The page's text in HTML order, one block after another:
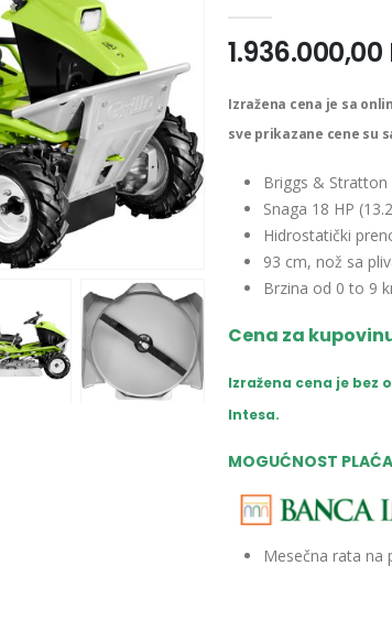
1.936.000,00
Izražena cena je sa
sve prikazane cene su
Briggs & Stratton
Snaga 18 HP
Hidrostatički
93 cm, nož sa
Brzina od 0 to 9
Cena za
Izražena cena je
Intesa.
MOGUĆNOST
Mesečna rata na